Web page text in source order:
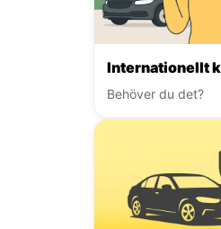
Internationellt
Behöver du det?